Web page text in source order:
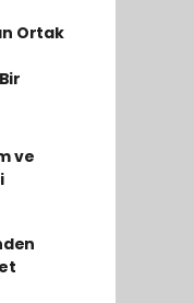
Ortak
ve